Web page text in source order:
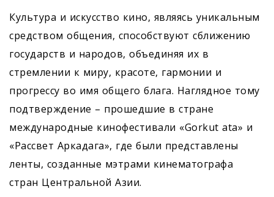
Культура и искусство кино, являясь уникальным
средством общения, способствуют сближению
государств и народов, объединяя их в
стремлении к миру, красоте, гармонии и
прогрессу во имя общего блага. Наглядное тому
подтверждение – прошедшие в стране
международные кинофестивали «Gorkut ata» и
«Рассвет Аркадага», где были представлены
ленты, созданные мэтрами кинематографа
стран Центральной Азии.